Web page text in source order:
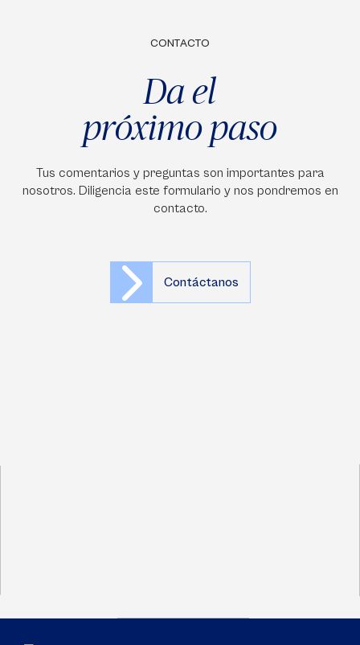
CONTACTO
Da el
próximo paso
Tus comentarios y preguntas son importantes para
nosotros. Diligencia este formulario y nos pondremos en
contacto.
Contáctanos